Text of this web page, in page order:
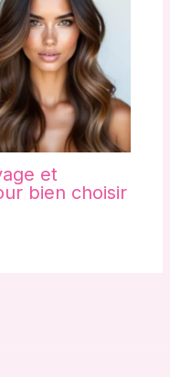
et
bien choisir